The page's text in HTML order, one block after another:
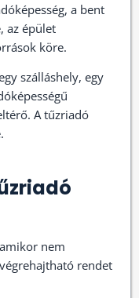
a bent
az épület
köre.
szálláshely, egy
A tűzriadó
nem
rendet